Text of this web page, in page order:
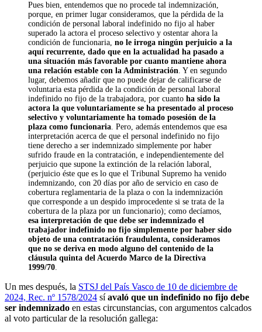
Pues bien, entendemos que no procede tal indemnización,
porque, en primer lugar consideramos, que la pérdida de la
condición de personal laboral indefinido no fijo al haber
superado la actora el proceso selectivo y ostentar ahora la
condición de funcionaria, no le irroga ningún perjuicio a la
aquí recurrente, dado que en la actualidad ha pasado a
una situación más favorable por cuanto mantiene ahora
una relación estable con la Administración . Y en segundo
lugar, debemos añadir que no puede dejar de calificarse de
voluntaria esta pérdida de la condición de personal laboral
indefinido no fijo de la trabajadora, por cuanto ha sido la
actora la que voluntariamente se ha presentado al proceso
selectivo y voluntariamente ha tomado posesión de la
plaza como funcionaria . Pero, además entendemos que esa
interpretación acerca de que el personal indefinido no fijo
tiene derecho a ser indemnizado simplemente por haber
sufrido fraude en la contratación, e independientemente del
perjuicio que supone la extinción de la relación laboral,
(perjuicio éste que es lo que el Tribunal Supremo ha venido
indemnizando, con 20 días por año de servicio en caso de
cobertura reglamentaria de la plaza o con la indemnización
que corresponde a un despido improcedente si se trata de la
cobertura de la plaza por un funcionario); como decíamos,
esa interpretación de que debe ser indemnizado el
trabajador indefinido no fijo simplemente por haber sido
objeto de una contratación fraudulenta, consideramos
que no se deriva en modo alguno del contenido de la
cláusula quinta del Acuerdo Marco de la Directiva
1999/70
Un mes después, la STSJ del País Vasco de 10 de diciembre de
2024, Rec. nº 1578/2024 síavaló que un indefinido no fijo debe
ser indemnizado en estas circunstancias, con argumentos calcados
al voto particular de la resolución gallega: